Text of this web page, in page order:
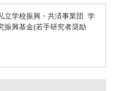
立学校振興・共済事業団 学
振興基金(若手研究者奨励